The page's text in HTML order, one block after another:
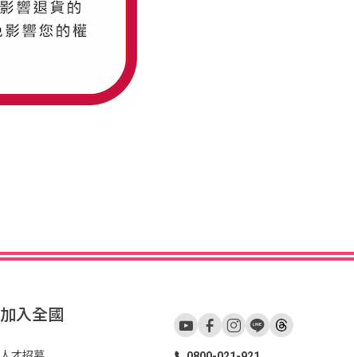
加入全國